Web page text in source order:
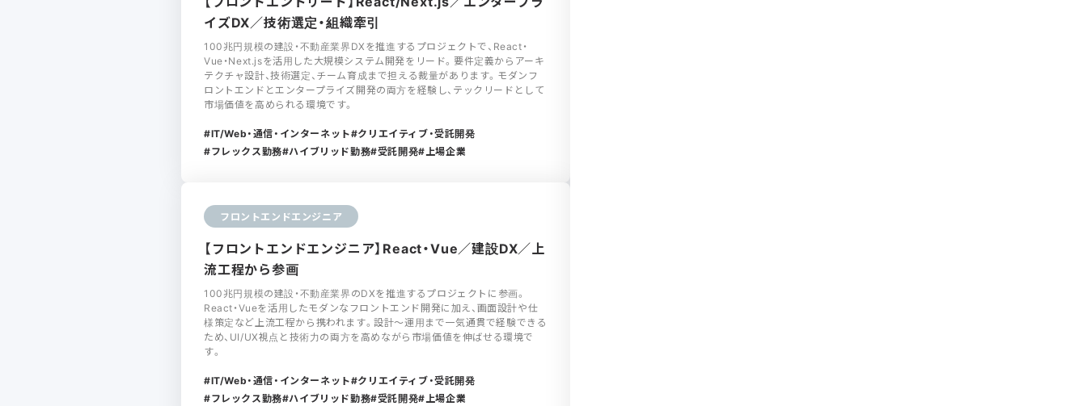
イズDX／技術選定・組織牽引
100兆円規模の建設・不動産業界DXを推進するプロジェクトで、React・
Vue・Next.jsを活用した大規模システム開発をリード。要件定義からアーキ
テクチャ設計、技術選定、チーム育成まで担える裁量があります。モダンフ
ロントエンドとエンタープライズ開発の両方を経験し、テックリードとして
市場価値を高められる環境です。
IT/Web・通信・インターネット
クリエイティブ・受託開発
フレックス勤務 ハイブリッド勤務 受託開発 上場企業
フロントエンドエンジニア
【フロントエンドエンジニア】React・Vue／建設DX／上
流工程から参画
100兆円規模の建設・不動産業界のDXを推進するプロジェクトに参画。
React・Vueを活用したモダンなフロントエンド開発に加え、画面設計や仕
様策定など上流工程から携われます。設計〜運用まで一気通貫で経験できる
ため、UI/UX視点と技術力の両方を高めながら市場価値を伸ばせる環境で
す。
IT/Web・通信・インターネット
クリエイティブ・受託開発
フレックス勤務 ハイブリッド勤務 受託開発 上場企業